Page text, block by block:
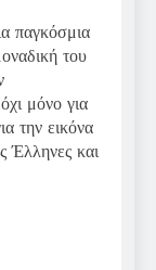
παγκόσμια
του
μόνο για
την εικόνα
Έλληνες και